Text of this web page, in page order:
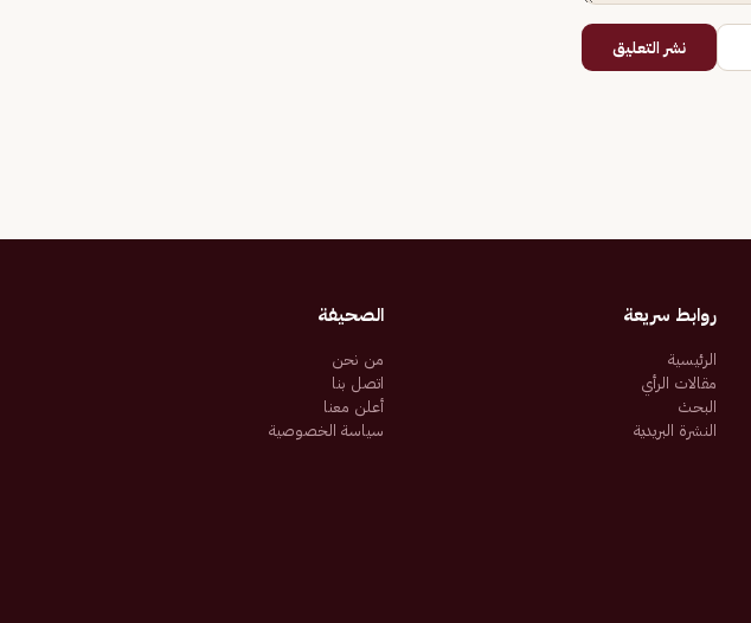
نشر التعليق
روابط سريعة
الرئيسية
مقالات الرأي
البحث
النشرة البريدية
الصحيفة
من نحن
اتصل بنا
أعلن معنا
سياسة الخصوصية